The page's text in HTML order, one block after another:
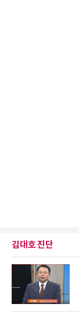
김대호 진단